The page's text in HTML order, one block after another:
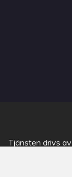
Tjänsten drivs av